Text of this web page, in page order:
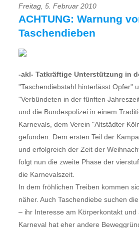
Freitag, 5. Februar 2010
ACHTUNG: Warnung
Taschendieben
-akl- Tatkräftige Unterstützung in
"Taschendiebstahl hinterlässt Opfer"
"Verbündeten in der fünften
und die Bundespolizei in einem
Karnevals, dem Verein "Altstädter
gefunden. Dem ersten Teil der
und erfolgreich der Zeit der
folgt nun die zweite Phase der
die Karnevalszeit.
In dem fröhlichen Treiben kommen
näher. Auch Taschendiebe suchen
– ihr Interesse am Körperkontakt und
Karneval hat eher andere